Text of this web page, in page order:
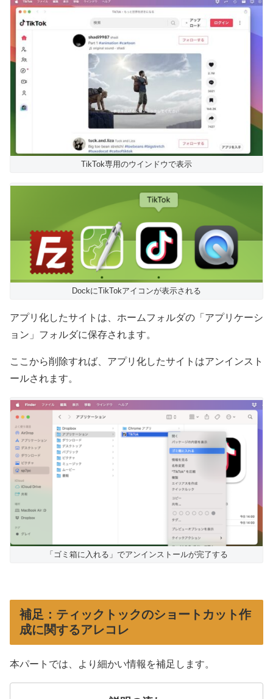
TikTok専用のウインドウで表示
DockにTikTokアイコンが表示される
アプリ化したサイトは、ホームフォルダの「アプリケーシ
ョン」フォルダに保存されます。
ここから削除すれば、アプリ化したサイトはアンインスト
ールされます。
「ゴミ箱に入れる」でアンインストールが完了する
補足：ティックトックのショートカット作
成に関するアレコレ
本パートでは、より細かい情報を補足します。